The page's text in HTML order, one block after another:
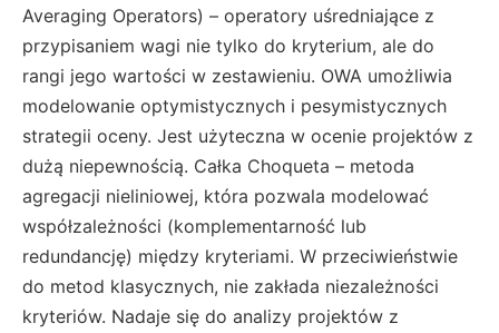
Averaging Operators) – operatory uśredniające z
przypisaniem wagi nie tylko do kryterium, ale do
rangi jego wartości w zestawieniu. OWA umożliwia
modelowanie optymistycznych i pesymistycznych
strategii oceny. Jest użyteczna w ocenie projektów z
dużą niepewnością. Całka Choqueta – metoda
agregacji nieliniowej, która pozwala modelować
współzależności (komplementarność lub
redundancję) między kryteriami. W przeciwieństwie
do metod klasycznych, nie zakłada niezależności
kryteriów. Nadaje się do analizy projektów z